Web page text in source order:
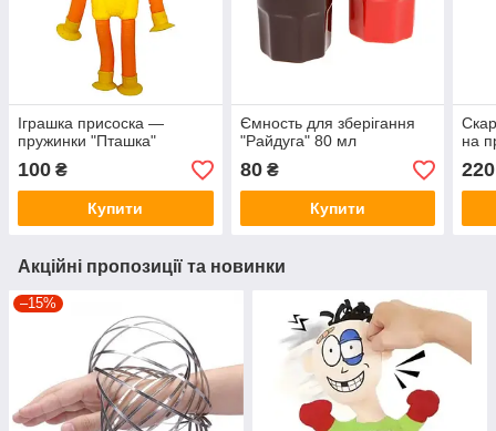
Іграшка присоска —
пружинки "Пташка"
100 ₴
Купити
Ємность для зберігання
"Райдуга" 80 мл
80₴
Купити
на
220
Акційні пропозиції та новинки
–15%